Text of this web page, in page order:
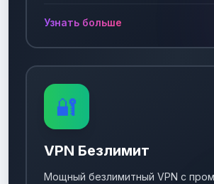
Узнать больше
🔐
VPN Безлимит
Мощный безлимитный VPN с